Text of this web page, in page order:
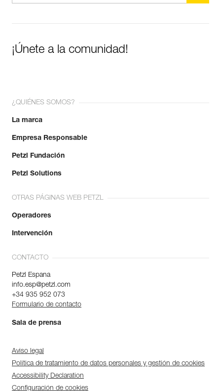
¡Únete a la comunidad!
¿QUIÉNES SOMOS?
La marca
Empresa Responsable
Petzl Fundación
Petzl Solutions
OTRAS PÁGINAS WEB PETZL
Operadores
Intervención
CONTACTO
Petzl Espana
info.esp@petzl.com
+34 935 952 073
Formulario de contacto
Sala de prensa
Aviso legal
Política de tratamiento de datos personales y gestión de cookies
Accessibility Declaration
Configuración de cookies